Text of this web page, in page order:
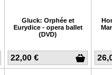
22,00 €
Gluck: Orphée et
Eurydice - opera ballet
(DVD)